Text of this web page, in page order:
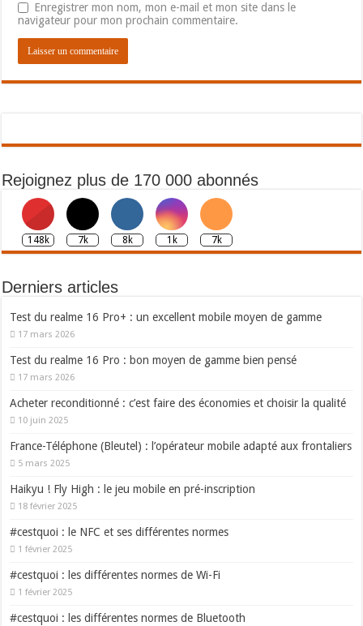
Enregistrer mon nom, mon e-mail et mon site dans le
navigateur pour mon prochain commentaire.
Rejoignez plus de 170 000 abonnés
148k 7k 8k 1k 7k
Derniers articles
Test du realme 16 Pro+ : un excellent mobile moyen de gamme
17 mars 2026
Test du realme 16 Pro : bon moyen de gamme bien pensé
17 mars 2026
Acheter reconditionné : c’est faire des économies et choisir la qualité
10 juin 2025
France-Téléphone (Bleutel) : l’opérateur mobile adapté aux frontaliers
5 mars 2025
Haikyu ! Fly High : le jeu mobile en pré-inscription
18 février 2025
#cestquoi : le NFC et ses différentes normes
1 février 2025
#cestquoi : les différentes normes de Wi-Fi
1 février 2025
#cestquoi : les différentes normes de Bluetooth